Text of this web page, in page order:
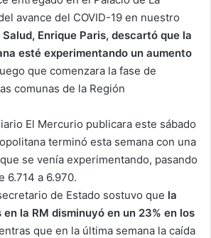
avance del COVID-19 en nuestro
Enrique Paris, descartó que la
esté experimentando un aumento
que comenzara la fase de
comunas de la Región
El Mercurio publicara este sábado
terminó esta semana con una
se venía experimentando, pasando
6.714 a 6.970.
de Estado sostuvo que la
la RM disminuyó en un 23% en los
que en la última semana la caída